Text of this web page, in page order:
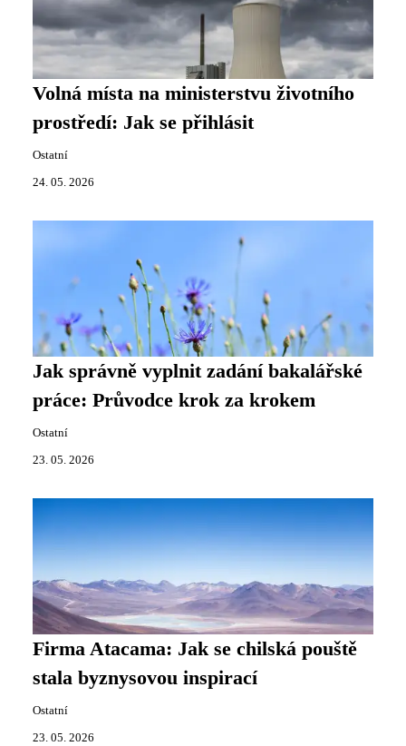
Volná místa na ministerstvu životního
prostředí: Jak se přihlásit
Ostatní
24. 05. 2026
Jak správně vyplnit zadání bakalářské
práce: Průvodce krok za krokem
Ostatní
23. 05. 2026
Firma Atacama: Jak se chilská pouště
stala byznysovou inspirací
Ostatní
23. 05. 2026